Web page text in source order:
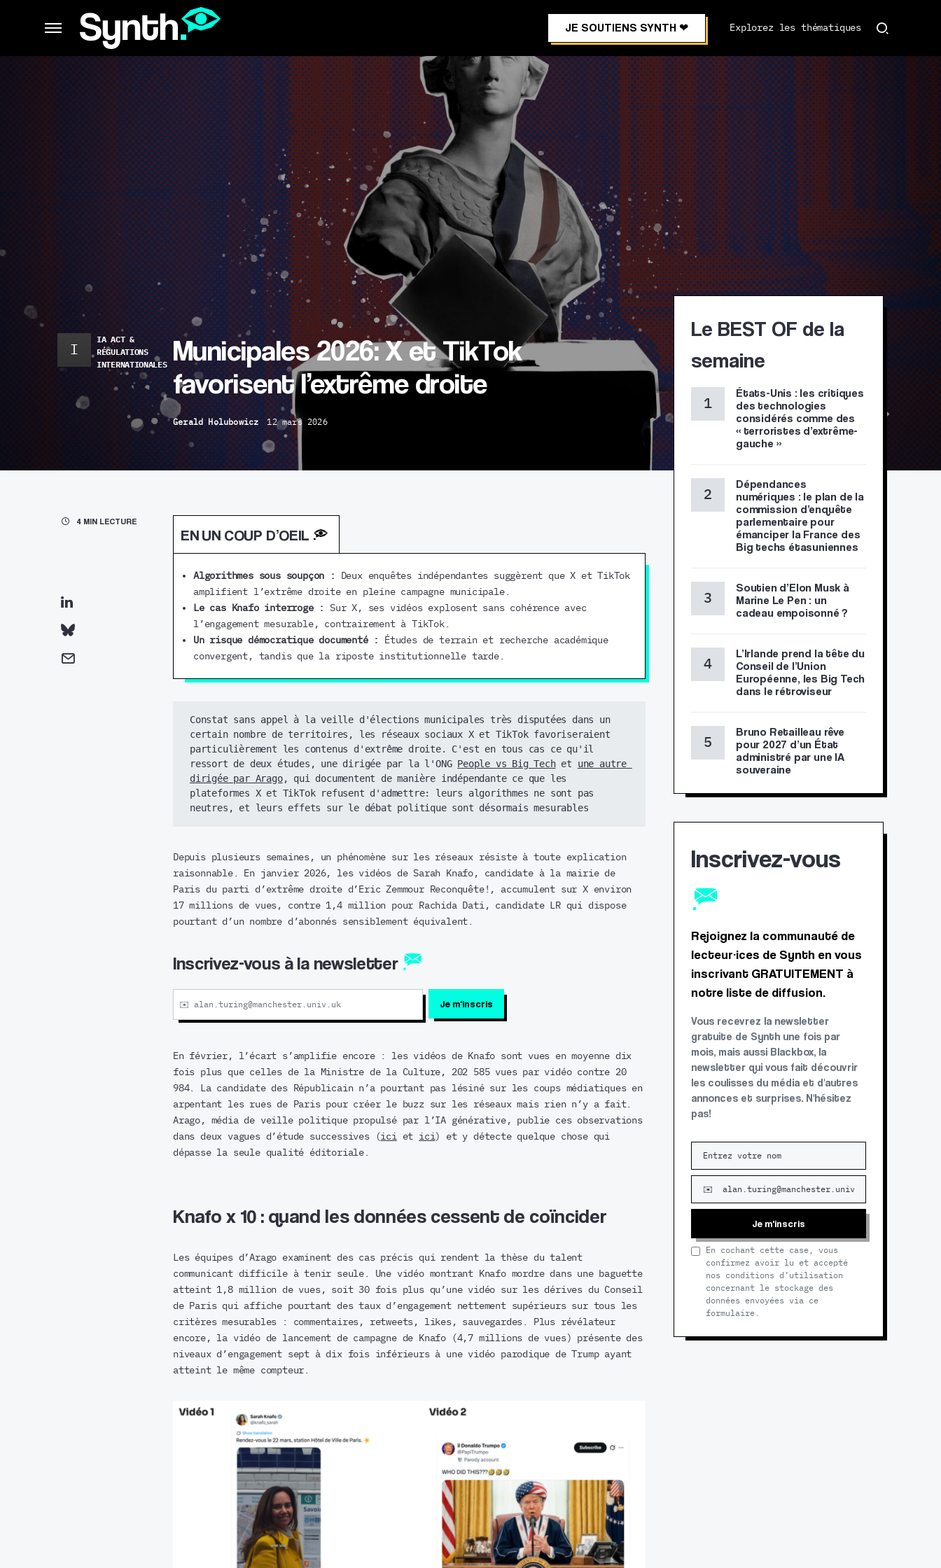
JE SOUTIENS SYNTH ❤︎ Explorez les thématiques
I
IA ACT &
RÉGULATIONS
INTERNATIONALES Municipales 2026: X et TikTok
favorisent l’extrême droite
Gerald Holubowicz 12 mars 2026
4 MIN LECTURE
EN UN COUP D’OEIL
Algorithmes sous soupçon :
Deux enquêtes indépendantes suggèrent que X et TikTok
amplifient l’extrême droite en pleine campagne municipale.
Le cas Knafo interroge :
Sur X, ses vidéos explosent sans cohérence avec
l’engagement mesurable, contrairement à TikTok.
Un risque démocratique documenté :
Études de terrain et recherche académique
convergent, tandis que la riposte institutionnelle tarde.
Constat sans appel à la veille d'élections municipales très disputées dans un
certain nombre de territoires, les réseaux sociaux X et TikTok favoriseraient
particulièrement les contenus d'extrême droite. C'est en tous cas ce qu'il
ressort de deux études, une dirigée par la l'ONG People vs Big Tech et une autre
dirigée par Arago, qui documentent de manière indépendante ce que les
plateformes X et TikTok refusent d'admettre: leurs algorithmes ne sont pas
neutres, et leurs effets sur le débat politique sont désormais mesurables
Depuis plusieurs semaines, un phénomène sur les réseaux résiste à toute explication
raisonnable. En janvier 2026, les vidéos de Sarah Knafo, candidate à la mairie de
Paris du parti d’extrême droite d’Eric Zemmour Reconquête!, accumulent sur X environ
17 millions de vues, contre 1,4 million pour Rachida Dati, candidate LR qui dispose
pourtant d’un nombre d’abonnés sensiblement équivalent.
Inscrivez-vous à la newsletter
En février, l’écart s’amplifie encore : les vidéos de Knafo sont vues en moyenne dix
fois plus que celles de la Ministre de la Culture, 202 585 vues par vidéo contre 20
984. La candidate des Républicain n’a pourtant pas lésiné sur les coups médiatiques en
arpentant les rues de Paris pour créer le buzz sur les réseaux mais rien n’y a fait.
Arago, média de veille politique propulsé par l’IA générative, publie ces observations
dans deux vagues d’étude successives (iciet ici) et y détecte quelque chose qui
dépasse la seule qualité éditoriale.
Knafo x 10 : quand les données cessent de coïncider
Les équipes d’Arago examinent des cas précis qui rendent la thèse du talent
communicant difficile à tenir seule. Une vidéo montrant Knafo mordre dans une baguette
atteint 1,8 million de vues, soit 30 fois plus qu’une vidéo sur les dérives du Conseil
de Paris qui affiche pourtant des taux d’engagement nettement supérieurs sur tous les
critères mesurables : commentaires, retweets, likes, sauvegardes. Plus révélateur
encore, la vidéo de lancement de campagne de Knafo (4,7 millions de vues) présente des
niveaux d’engagement sept à dix fois inférieurs à une vidéo parodique de Trump ayant
atteint le même compteur.
Le BEST OF de la
semaine
États-Unis : les critiques
des technologies
considérés comme des
« terroristes d’extrême-
gauche »
Dépendances
numériques : le plan de la
commission d’enquête
parlementaire pour
émanciper la France des
Big techs étasuniennes
Soutien d’Elon Musk à
Marine Le Pen : un
cadeau empoisonné ?
L’Irlande prend la tête du
Conseil de l’Union
Européenne, les Big Tech
dans le rétroviseur
Bruno Retailleau rêve
pour 2027 d’un État
administré par une IA
souveraine
Inscrivez-vous
Rejoignez la communauté de
lecteur·ices de Synth en vous
inscrivant GRATUITEMENT à
notre liste de diffusion.
Vous recevrez la newsletter
gratuite de Synth une fois par
mois, mais aussi Blackbox, la
newsletter qui vous fait découvrir
les coulisses du média et d'autres
annonces et surprises. N'hésitez
pas!
Je m'inscris
En cochant cette case, vous
confirmez avoir lu et accepté
nos conditions d’utilisation
concernant le stockage des
données envoyées via ce
formulaire.